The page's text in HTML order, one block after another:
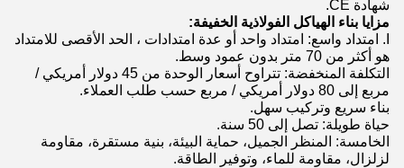
شهادة CE.
مزايا بناء الهياكل الفولاذية الخفيفة:
I. امتداد واسع: امتداد واحد أو عدة امتدادات ، الحد الأقصى للامتداد
هو أكثر من 70 متر بدون عمود وسط.
التكلفة المنخفضة: تتراوح أسعار الوحدة من 45 دولار أمريكي /
مربع إلى 80 دولار أمريكي / مربع حسب طلب العملاء.
بناء سريع وتركيب سهل.
حياة طويلة: تصل إلى 50 سنة.
الخامسة: المنظر الجميل، حماية البيئة، بنية مستقرة، مقاومة
لزلزال، مقاومة للماء، وتوفير الطاقة.